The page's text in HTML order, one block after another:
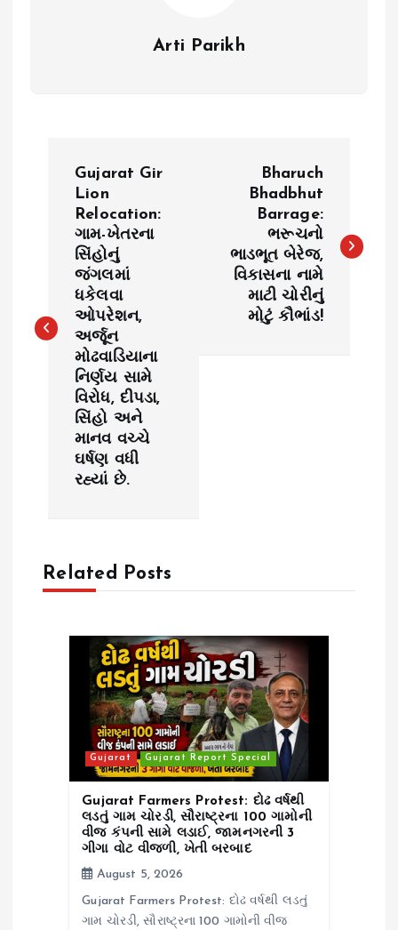
Arti Parikh
n
t
Gujarat Gir
Lion
Relocation:
ગામ-ખેતરના
સિંહોનું
જંગલમાં
ધકેલવા
ઓપરેશન,
અર્જૂન
મોઢવાડિયાના
નિર્ણય સામે
વિરોધ, દીપડા,
સિંહો અને
માનવ વચ્ચે
ઘર્ષણ વધી
રહ્યાં છે.
Bharuch
Bhadbhut
Barrage:
ભરૂચનો
ભાડભૂત બેરેજ,
વિકાસના નામે
માટી ચોરીનું
મોટું કૌભાંડ!
Related Posts
Gujarat Gujarat Report Special
Gujarat Farmers Protest: દોઢ વર્ષથી
લડતું ગામ ચોરડી, સૌરાષ્ટ્રના 100 ગામોની
વીજ કંપની સામે લડાઈ, જામનગરની 3
ગીગા વોટ વીજળી, ખેતી બરબાદ
August 5, 2026
Gujarat Farmers Protest: દોઢ વર્ષથી લડતું
ગામ ચોરડી, સૌરાષ્ટ્રના 100 ગામોની વીજ